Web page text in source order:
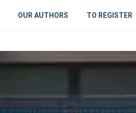
OUR AUTHORS TO REGISTER